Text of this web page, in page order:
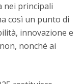
nei principali
così un punto di
innovazione e
nonché ai